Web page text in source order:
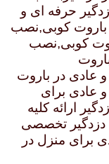
حرفه ای و
باروت کوبی,نصب
کوبی,نصب
عادی در باروت
عادی برای
ارائه کلیه
تخصصی
برای منزل در